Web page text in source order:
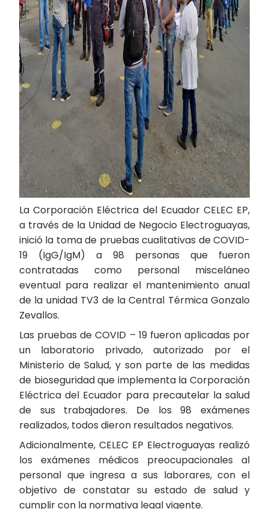
La Corporación Eléctrica del Ecuador CELEC EP,
a través de la Unidad de Negocio Electroguayas,
inició la toma de pruebas cualitativas de COVID-
19 (IgG/IgM) a 98 personas que fueron
contratadas como personal misceláneo
eventual para realizar el mantenimiento anual
de la unidad TV3 de la Central Térmica Gonzalo
Zevallos.
Las pruebas de COVID – 19 fueron aplicadas por
un laboratorio privado, autorizado por el
Ministerio de Salud, y son parte de las medidas
de bioseguridad que implementa la Corporación
Eléctrica del Ecuador para precautelar la salud
de sus trabajadores. De los 98 exámenes
realizados, todos dieron resultados negativos.
Adicionalmente, CELEC EP Electroguayas realizó
los exámenes médicos preocupacionales al
personal que ingresa a sus laborares, con el
objetivo de constatar su estado de salud y
cumplir con la normativa legal vigente.